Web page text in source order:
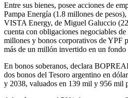
Entre sus bienes, posee acciones de
Pampa Energía (1.8 millones de
VISTA Energy, de Miguel Galuccio
cuenta con obligaciones negociables
millones y bonos corporativos de YPF
más de un millón invertido en un fondo
En bonos soberanos, declara
dos bonos del Tesoro argentino en
y 2038, valuados en 139 mil y 956 mil